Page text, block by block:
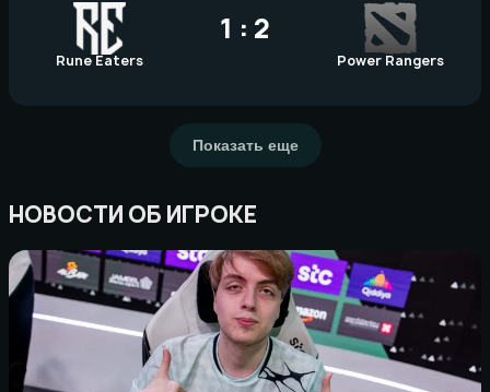
Rune Eaters
1 : 2
Power Rangers
Показать еще
НОВОСТИ ОБ ИГРОКЕ